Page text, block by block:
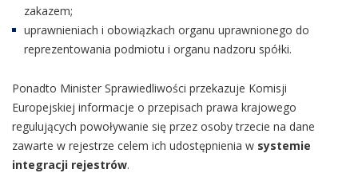
zakazem;
uprawnieniach i obowiązkach organu uprawnionego do
reprezentowania podmiotu i organu nadzoru spółki.
Ponadto Minister Sprawiedliwości przekazuje Komisji
Europejskiej informacje o przepisach prawa krajowego
regulujących powoływanie się przez osoby trzecie na dane
zawarte w rejestrze celem ich udostępnienia w systemie
integracji rejestrów.